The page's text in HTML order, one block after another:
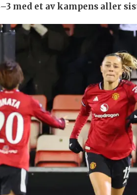
med et av kampens aller